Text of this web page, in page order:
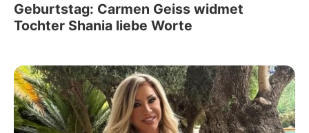
Geburtstag: Carmen Geiss widmet
Tochter Shania liebe Worte